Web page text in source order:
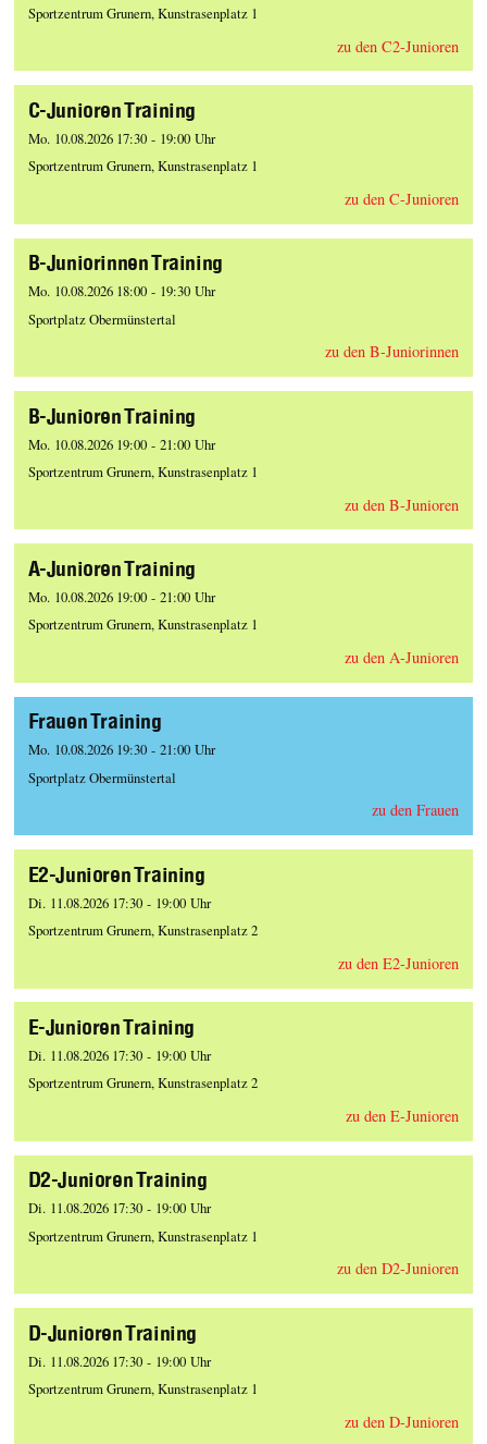
Sportzentrum Grunern, Kunstrasenplatz 1
zu den C2-Junioren
C-Junioren Training
Mo. 10.08.2026 17:30 - 19:00 Uhr
Sportzentrum Grunern, Kunstrasenplatz 1
zu den C-Junioren
B-Juniorinnen Training
Mo. 10.08.2026 18:00 - 19:30 Uhr
Sportplatz Obermünstertal
zu den B-Juniorinnen
B-Junioren Training
Mo. 10.08.2026 19:00 - 21:00 Uhr
Sportzentrum Grunern, Kunstrasenplatz 1
zu den B-Junioren
A-Junioren Training
Mo. 10.08.2026 19:00 - 21:00 Uhr
Sportzentrum Grunern, Kunstrasenplatz 1
zu den A-Junioren
Frauen Training
Mo. 10.08.2026 19:30 - 21:00 Uhr
Sportplatz Obermünstertal
zu den Frauen
E2-Junioren Training
Di. 11.08.2026 17:30 - 19:00 Uhr
Sportzentrum Grunern, Kunstrasenplatz 2
zu den E2-Junioren
E-Junioren Training
Di. 11.08.2026 17:30 - 19:00 Uhr
Sportzentrum Grunern, Kunstrasenplatz 2
zu den E-Junioren
D2-Junioren Training
Di. 11.08.2026 17:30 - 19:00 Uhr
Sportzentrum Grunern, Kunstrasenplatz 1
zu den D2-Junioren
D-Junioren Training
Di. 11.08.2026 17:30 - 19:00 Uhr
Sportzentrum Grunern, Kunstrasenplatz 1
zu den D-Junioren